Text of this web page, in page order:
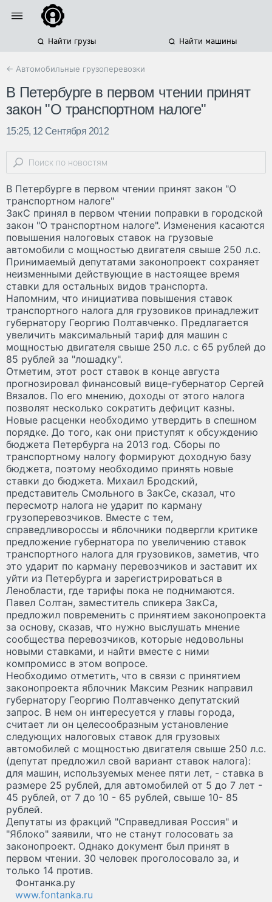
Найти грузы Найти машины
← Автомобильные грузоперевозки
В Петербурге в первом чтении принят
закон "О транспортном налоге"
15:25, 12 Сентября 2012
В Петербурге в первом чтении принят закон "О
транспортном налоге"
ЗакС принял в первом чтении поправки в городской
закон "О транспортном налоге". Изменения касаются
повышения налоговых ставок на грузовые
автомобили с мощностью двигателя свыше 250 л.с.
Принимаемый депутатами законопроект сохраняет
неизменными действующие в настоящее время
ставки для остальных видов транспорта.
Напомним, что инициатива повышения ставок
транспортного налога для грузовиков принадлежит
губернатору Георгию Полтавченко. Предлагается
увеличить максимальный тариф для машин с
мощностью двигателя свыше 250 л.с. с 65 рублей до
85 рублей за "лошадку".
Отметим, этот рост ставок в конце августа
прогнозировал финансовый вице-губернатор Сергей
Вязалов. По его мнению, доходы от этого налога
позволят несколько сократить дефицит казны.
Новые расценки необходимо утвердить в спешном
порядке. До того, как они приступят к обсуждению
бюджета Петербурга на 2013 год. Сборы по
транспортному налогу формируют доходную базу
бюджета, поэтому необходимо принять новые
ставки до бюджета. Михаил Бродский,
представитель Смольного в ЗакСе, сказал, что
пересмотр налога не ударит по карману
грузоперевозчиков. Вместе с тем,
справедливороссы и яблочники подвергли критике
предложение губернатора по увеличению ставок
транспортного налога для грузовиков, заметив, что
это ударит по карману перевозчиков и заставит их
уйти из Петербурга и зарегистрироваться в
Ленобласти, где тарифы пока не поднимаются.
Павел Солтан, заместитель спикера ЗакСа,
предложил повременить с принятием законопроекта
за основу, сказав, что нужно выслушать мнение
сообщества перевозчиков, которые недовольны
новыми ставками, и найти вместе с ними
компромисс в этом вопросе.
Необходимо отметить, что в связи с принятием
законопроекта яблочник Максим Резник направил
губернатору Георгию Полтавченко депутатский
запрос. В нем он интересуется у главы города,
считает ли он целесообразным установление
следующих налоговых ставок для грузовых
автомобилей с мощностью двигателя свыше 250 л.с.
(депутат предложил свой вариант ставок налога):
для машин, используемых менее пяти лет, - ставка в
размере 25 рублей, для автомобилей от 5 до 7 лет -
45 рублей, от 7 до 10 - 65 рублей, свыше 10- 85
рублей.
Депутаты из фракций "Справедливая Россия" и
"Яблоко" заявили, что не станут голосовать за
законопроект. Однако документ был принят в
первом чтении. 30 человек проголосовало за, и
только 14 против.
Фонтанка.ру
www.fontanka.ru